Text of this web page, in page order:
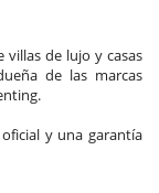
villas de lujo y casas
de las marcas
y una garantía